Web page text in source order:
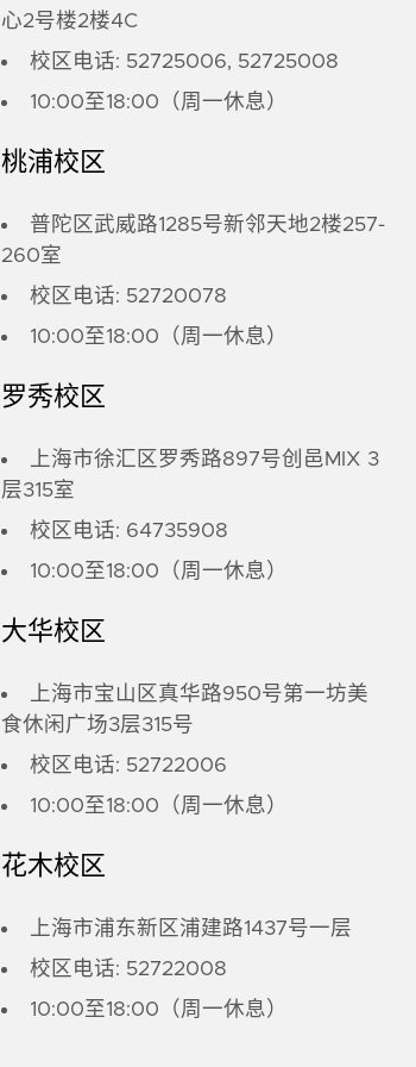
心2号楼2楼4C
校区电话: 52725006, 52725008
10:00至18:00（周一休息）
桃浦校区
普陀区武威路1285号新邻天地2楼257-
260室
校区电话: 52720078
10:00至18:00（周一休息）
罗秀校区
上海市徐汇区罗秀路897号创邑MIX 3
层315室
校区电话: 64735908
10:00至18:00（周一休息）
大华校区
上海市宝山区真华路950号第一坊美
食休闲广场3层315号
校区电话: 52722006
10:00至18:00（周一休息）
花木校区
上海市浦东新区浦建路1437号一层
校区电话: 52722008
10:00至18:00（周一休息）